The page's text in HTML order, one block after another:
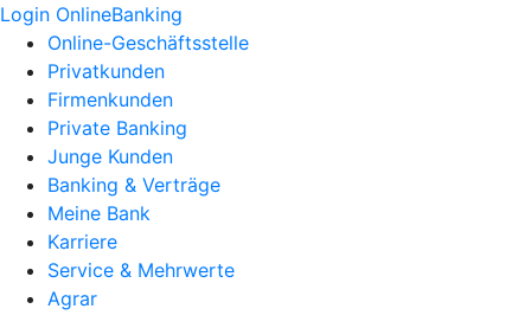
Login OnlineBanking
Online-Geschäftsstelle
Privatkunden
Firmenkunden
Private Banking
Junge Kunden
Banking & Verträge
Meine Bank
Karriere
Service & Mehrwerte
Agrar